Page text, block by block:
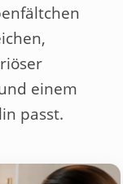
einem
passt.